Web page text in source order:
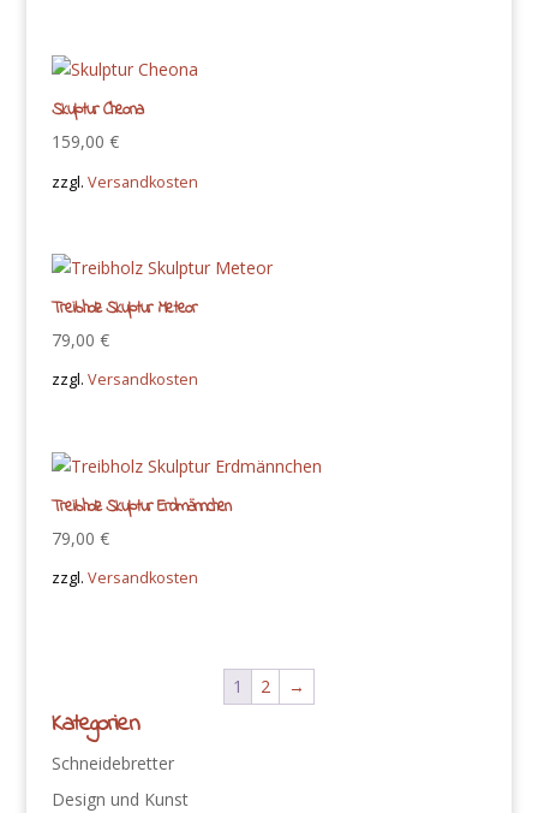
Skulptur Cheona
159,00 €
zzgl. Versandkosten
Treibholz Skulptur Meteor
79,00 €
zzgl. Versandkosten
Treibholz Skulptur Erdmännchen
79,00 €
zzgl. Versandkosten
1 2 →
Kategorien
Schneidebretter
Design und Kunst